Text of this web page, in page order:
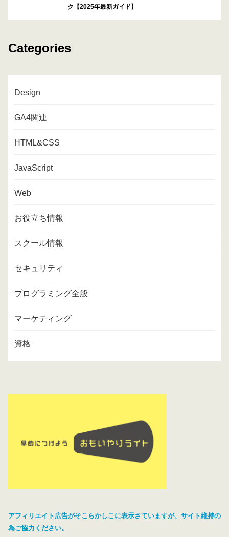
ク【2025年最新ガイド】
Categories
Design
GA4関連
HTML&CSS
JavaScript
Web
お役立ち情報
スクール情報
セキュリティ
プログラミング全般
マーケティング
資格
アフィリエイト広告がそこらかしこに表示さていますが、サイト維持の
為ご協力ください。